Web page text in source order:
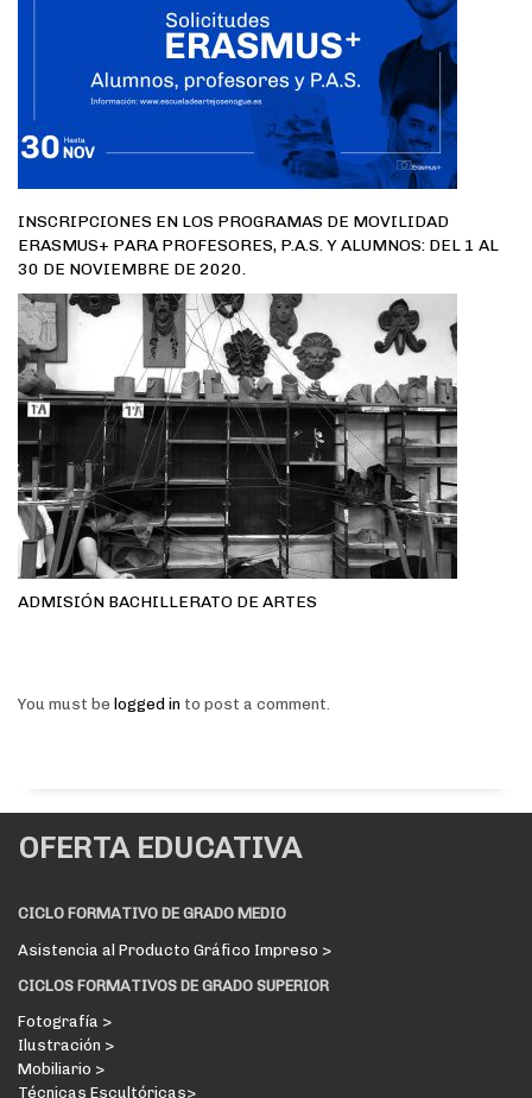
INSCRIPCIONES EN LOS PROGRAMAS DE MOVILIDAD
ERASMUS+ PARA PROFESORES, P.A.S. Y ALUMNOS: DEL 1 AL
30 DE NOVIEMBRE DE 2020.
ADMISIÓN BACHILLERATO DE ARTES
You must be logged in to post a comment.
OFERTA EDUCATIVA
CICLO FORMATIVO DE GRADO MEDIO
Asistencia al Producto Gráfico Impreso >
CICLOS FORMATIVOS DE GRADO SUPERIOR
Fotografía >
Ilustración >
Mobiliario >
Técnicas Escultóricas>